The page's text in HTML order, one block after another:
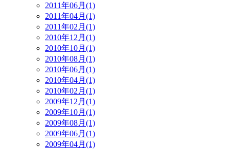
2011年06月(1)
2011年04月(1)
2011年02月(1)
2010年12月(1)
2010年10月(1)
2010年08月(1)
2010年06月(1)
2010年04月(1)
2010年02月(1)
2009年12月(1)
2009年10月(1)
2009年08月(1)
2009年06月(1)
2009年04月(1)